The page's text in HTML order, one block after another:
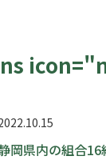
岡県内の組合